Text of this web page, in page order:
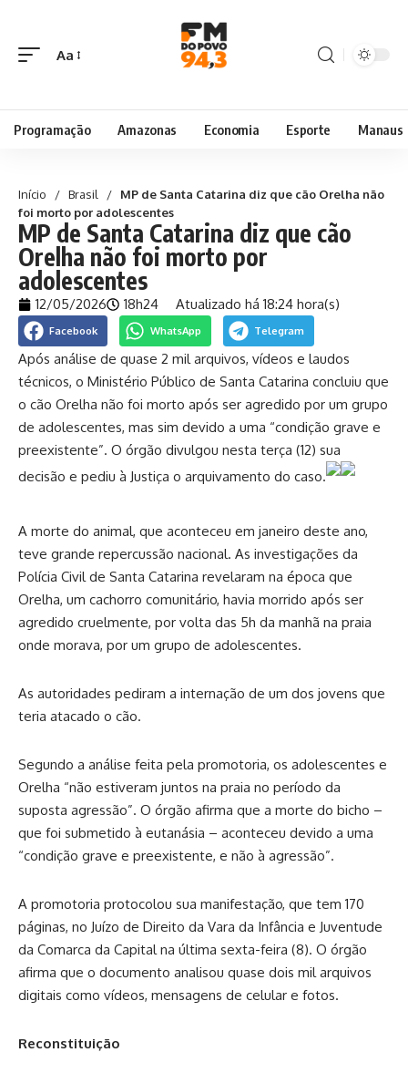
Aa
Programação Amazonas Economia Esporte Manaus
Início / Brasil /
MP de Santa Catarina diz que cão Orelha não
foi morto por adolescentes
MP de Santa Catarina diz que cão
Orelha não foi morto por
adolescentes
12/05/2026 18h24 Atualizado há 18:24 hora(s)
Facebook WhatsApp Telegram
Após análise de quase 2 mil arquivos, vídeos e laudos
técnicos, o Ministério Público de Santa Catarina concluiu que
o cão Orelha não foi morto após ser agredido por um grupo
de adolescentes, mas sim devido a uma “condição grave e
preexistente”. O órgão divulgou nesta terça (12) sua
decisão e pediu à Justiça o arquivamento do caso.
A morte do animal, que aconteceu em janeiro deste ano,
teve grande repercussão nacional. As investigações da
Polícia Civil de Santa Catarina revelaram na época que
Orelha, um cachorro comunitário, havia morrido após ser
agredido cruelmente, por volta das 5h da manhã na praia
onde morava, por um grupo de adolescentes.
As autoridades pediram a internação de um dos jovens que
teria atacado o cão.
Segundo a análise feita pela promotoria, os adolescentes e
Orelha “não estiveram juntos na praia no período da
suposta agressão”. O órgão afirma que a morte do bicho –
que foi submetido à eutanásia – aconteceu devido a uma
“condição grave e preexistente, e não à agressão”.
A promotoria protocolou sua manifestação, que tem 170
páginas, no Juízo de Direito da Vara da Infância e Juventude
da Comarca da Capital na última sexta-feira (8). O órgão
afirma que o documento analisou quase dois mil arquivos
digitais como vídeos, mensagens de celular e fotos.
Reconstituição